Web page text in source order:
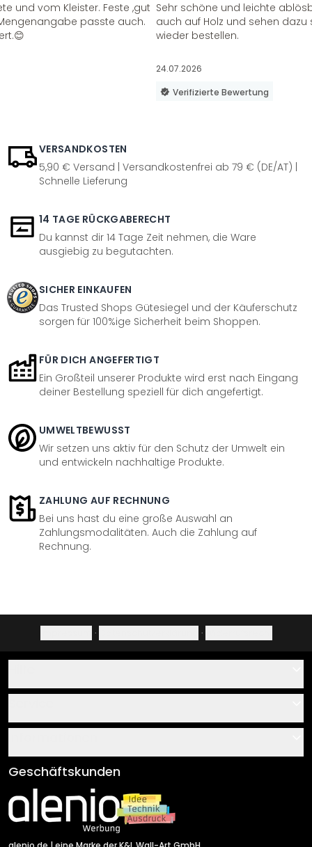
und vom Kleister. Feste ,gut
passte auch.
Sehr schöne und leichte
auch auf Holz und sehen
wieder bestellen.
24.07.2026
Verifizierte Bewertung
VERSANDKOSTEN
5,90 € Versand | Versandkostenfrei ab 79 € (DE/AT) |
Schnelle Lieferung
14 TAGE RÜCKGABERECHT
Du kannst dir 14 Tage Zeit nehmen, die Ware
ausgiebig zu begutachten.
SICHER EINKAUFEN
Das Trusted Shops Gütesiegel und der Käuferschutz
sorgen für 100%ige Sicherheit beim Shoppen.
FÜR DICH ANGEFERTIGT
Ein Großteil unserer Produkte wird erst nach Eingang
deiner Bestellung speziell für dich angefertigt.
UMWELTBEWUSST
Wir setzen uns aktiv für den Schutz der Umwelt ein
und entwickeln nachhaltige Produkte.
ZAHLUNG AUF RECHNUNG
Bei uns hast du eine große Auswahl an
Zahlungsmodalitäten. Auch die Zahlung auf
Rechnung.
· ·
Über uns
Klebe- und Montageanleitungen
Newsletter An-/Abmeldung
Sendungsverfolgung
AGB
Impressum
Versand & Zahlung
Rücksendung
Geschäftskunden